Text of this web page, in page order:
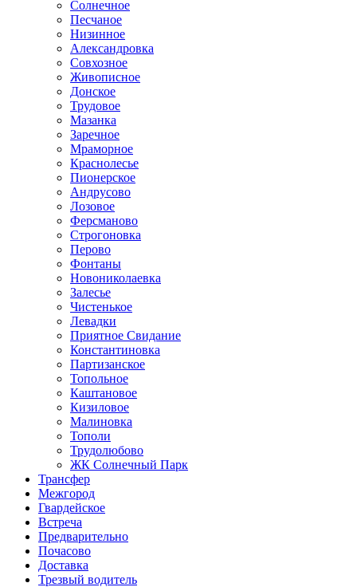
Солнечное
Песчаное
Низинное
Александровка
Совхозное
Живописное
Донское
Трудовое
Мазанка
Заречное
Мраморное
Краснолесье
Пионерское
Андрусово
Лозовое
Ферсманово
Строгоновка
Перово
Фонтаны
Новониколаевка
Залесье
Чистенькое
Левадки
Приятное Свидание
Константиновка
Партизанское
Топольное
Каштановое
Кизиловое
Малиновка
Тополи
Трудолюбово
ЖК Солнечный Парк
Трансфер
Межгород
Гвардейское
Встреча
Предварительно
Почасово
Доставка
Трезвый водитель